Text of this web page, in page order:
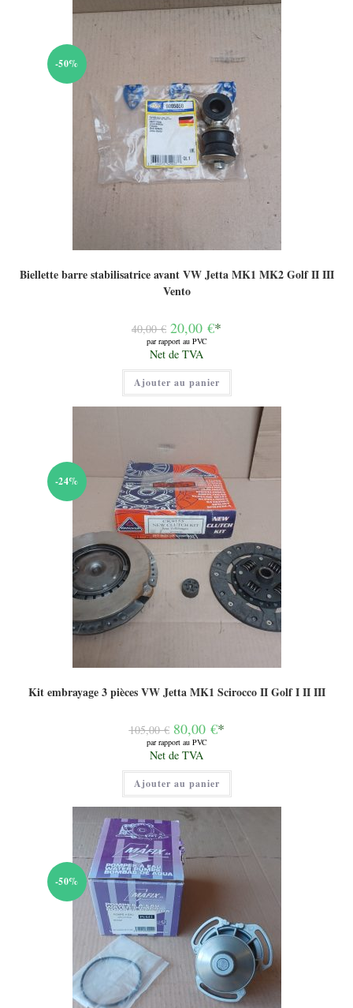
-50%
Biellette barre stabilisatrice avant VW Jetta MK1 MK2 Golf II III
Vento
40,00€ Le
prix
initial
était :
40,00 €.
20,00 €*
par rapport au PVC
Le
prix
actuel
est :
20,00 €.
Net de TVA
Ajouter au panier
-24%
Kit embrayage 3 pièces VW Jetta MK1 Scirocco II Golf I II III
105,00€ Le
prix
initial
était :
105,00 €.
80,00 €*
par rapport au PVC
Le
prix
actuel
est :
80,00 €.
Net de TVA
Ajouter au panier
-50%